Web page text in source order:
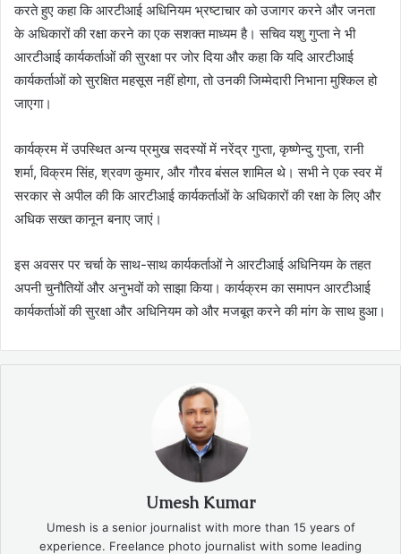
करते हुए कहा कि आरटीआई अधिनियम भ्रष्टाचार को उजागर करने और जनता
के अधिकारों की रक्षा करने का एक सशक्त माध्यम है। सचिव यशु गुप्ता ने भी
आरटीआई कार्यकर्ताओं की सुरक्षा पर जोर दिया और कहा कि यदि आरटीआई
कार्यकर्ताओं को सुरक्षित महसूस नहीं होगा, तो उनकी जिम्मेदारी निभाना मुश्किल हो
जाएगा।
कार्यक्रम में उपस्थित अन्य प्रमुख सदस्यों में नरेंद्र गुप्ता, कृष्णेन्दु गुप्ता, रानी
शर्मा, विक्रम सिंह, श्रवण कुमार, और गौरव बंसल शामिल थे। सभी ने एक स्वर में
सरकार से अपील की कि आरटीआई कार्यकर्ताओं के अधिकारों की रक्षा के लिए और
अधिक सख्त कानून बनाए जाएं।
इस अवसर पर चर्चा के साथ-साथ कार्यकर्ताओं ने आरटीआई अधिनियम के तहत
अपनी चुनौतियों और अनुभवों को साझा किया। कार्यक्रम का समापन आरटीआई
कार्यकर्ताओं की सुरक्षा और अधिनियम को और मजबूत करने की मांग के साथ हुआ।
Umesh Kumar
Umesh is a senior journalist with more than 15 years of
experience. Freelance photo journalist with some leading